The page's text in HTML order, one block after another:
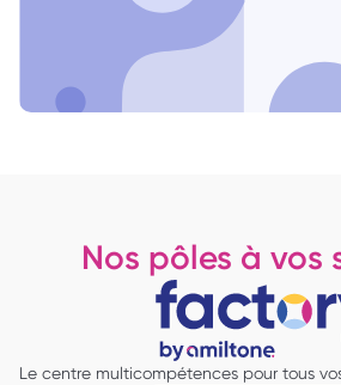
Nos pôles à vos
Le centre multicompétences pour tous